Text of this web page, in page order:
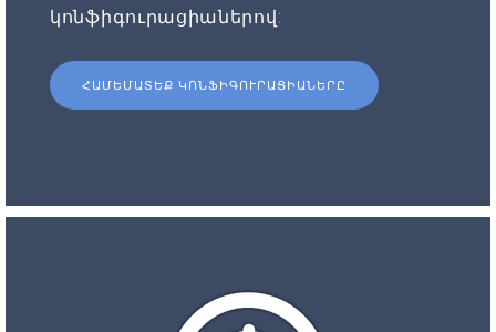
կոնֆիգուրացիաներով:
ՀԱՄԵՄԱՏԵՔ ԿՈՆՖԻԳՈՒՐԱՑԻԱՆԵՐԸ